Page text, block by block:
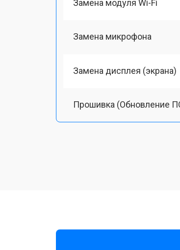
Замена модуля Wi-Fi
Замена микрофона
Замена дисплея (экрана)
Прошивка (Обновление